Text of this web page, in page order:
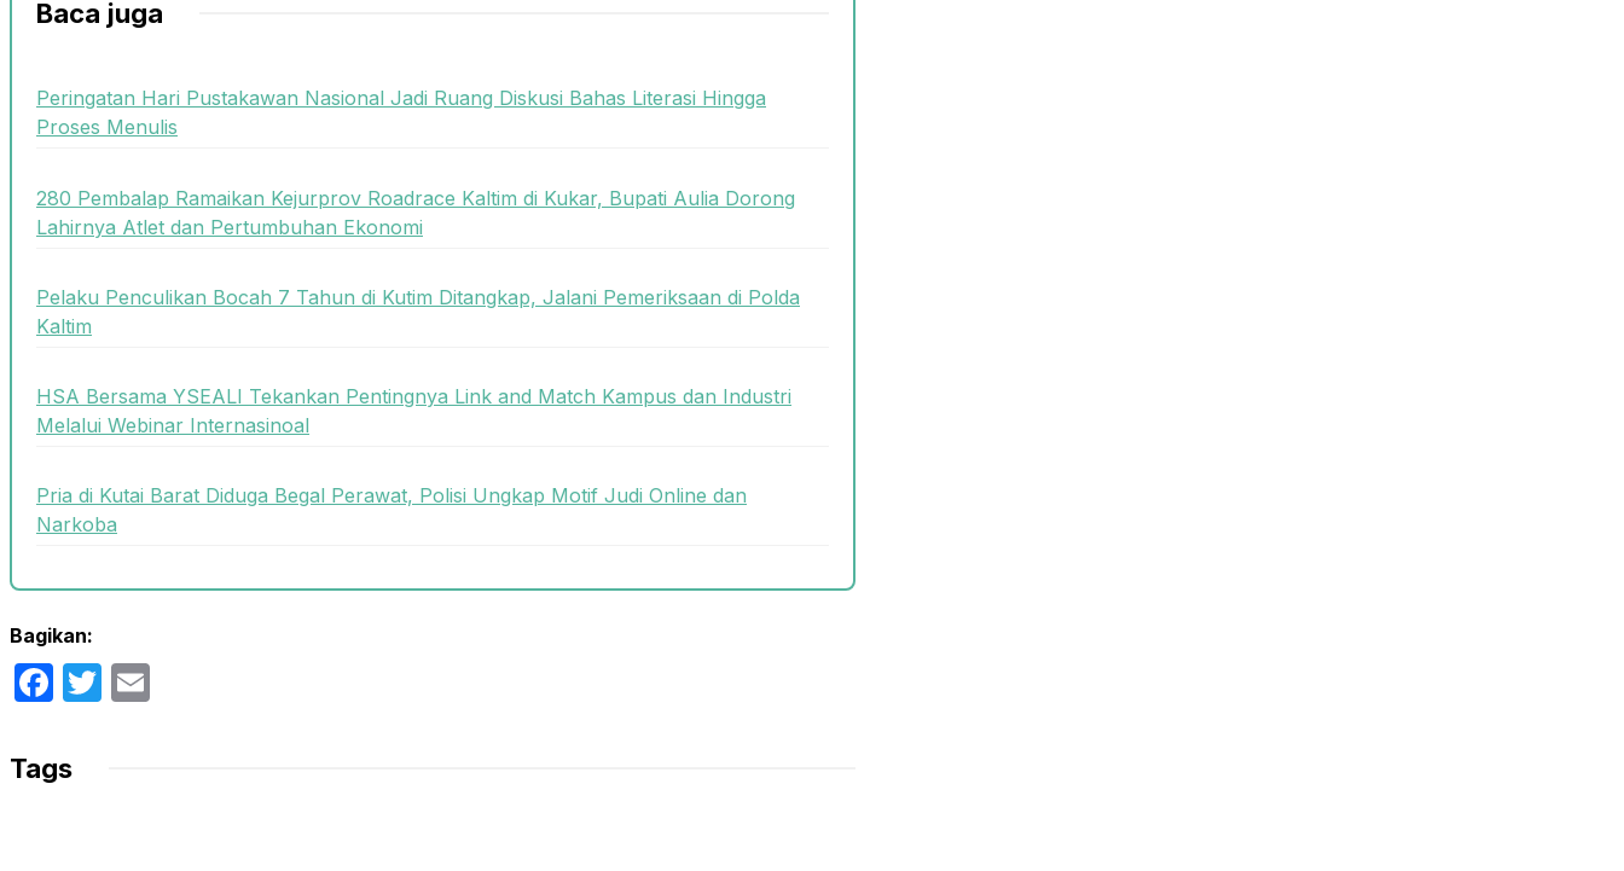
Baca juga
Peringatan Hari Pustakawan Nasional Jadi Ruang Diskusi Bahas Literasi Hingga
Proses Menulis
280 Pembalap Ramaikan Kejurprov Roadrace Kaltim di Kukar, Bupati Aulia Dorong
Lahirnya Atlet dan Pertumbuhan Ekonomi
Pelaku Penculikan Bocah 7 Tahun di Kutim Ditangkap, Jalani Pemeriksaan di Polda
Kaltim
HSA Bersama YSEALI Tekankan Pentingnya Link and Match Kampus dan Industri
Melalui Webinar Internasinoal
Pria di Kutai Barat Diduga Begal Perawat, Polisi Ungkap Motif Judi Online dan
Narkoba
Bagikan:
Facebook
Twitter
Tags